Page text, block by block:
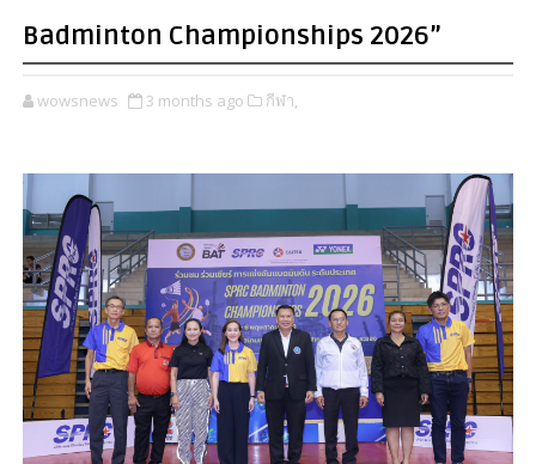
Badminton Championships 2026”
wowsnews 3 months ago กีฬา,